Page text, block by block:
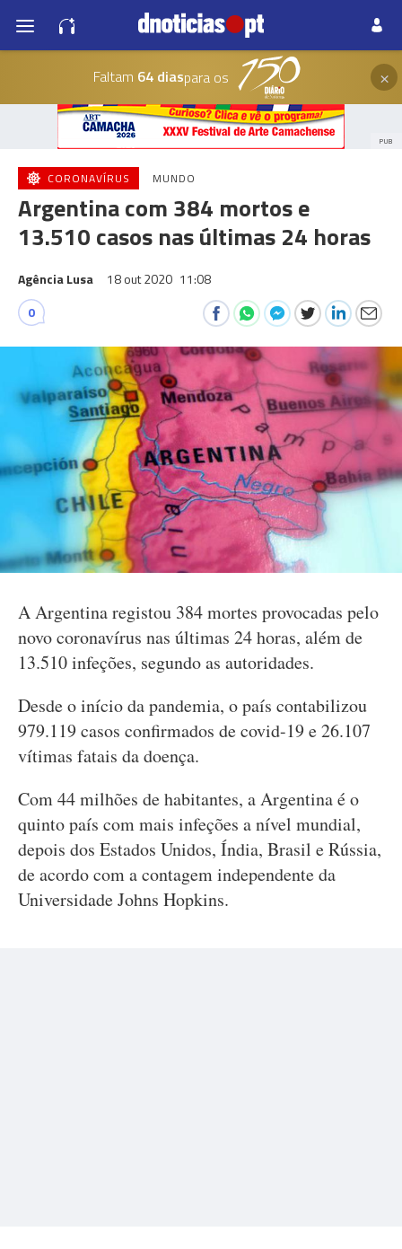
Faltam 64 diaspara os ×
PUB
CORONAVÍRUS MUNDO
Argentina com 384 mortos e
13.510 casos nas últimas 24 horas
Agência Lusa 18 out 2020 11:08
0
A Argentina registou 384 mortes provocadas pelo
novo coronavírus nas últimas 24 horas, além de
13.510 infeções, segundo as autoridades.
Desde o início da pandemia, o país contabilizou
979.119 casos confirmados de covid-19 e 26.107
vítimas fatais da doença.
Com 44 milhões de habitantes, a Argentina é o
quinto país com mais infeções a nível mundial,
depois dos Estados Unidos, Índia, Brasil e Rússia,
de acordo com a contagem independente da
Universidade Johns Hopkins.